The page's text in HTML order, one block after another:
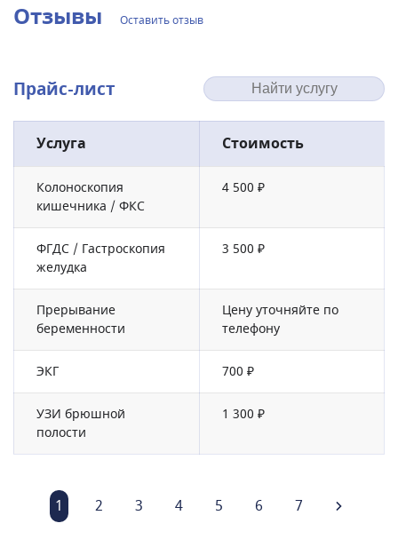
Отзывы Оставить отзыв
Прайс-лист
Услуга Стоимость
Колоноскопия
кишечника / ФКС
4 500 ₽
ФГДС / Гастроскопия
желудка
3 500 ₽
Прерывание
беременности
Цену уточняйте по
телефону
ЭКГ 700 ₽
УЗИ брюшной
полости
1 300 ₽
1 2 3 4 5 6 7